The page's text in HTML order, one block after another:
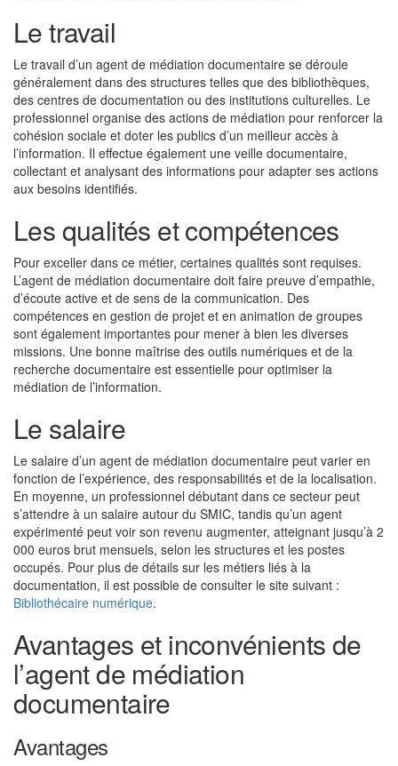
Le travail
Le travail d’un agent de médiation documentaire se déroule
généralement dans des structures telles que des bibliothèques,
des centres de documentation ou des institutions culturelles. Le
professionnel organise des actions de médiation pour renforcer la
cohésion sociale et doter les publics d’un meilleur accès à
l’information. Il effectue également une veille documentaire,
collectant et analysant des informations pour adapter ses actions
aux besoins identifiés.
Les qualités et compétences
Pour exceller dans ce métier, certaines qualités sont requises.
L’agent de médiation documentaire doit faire preuve d’empathie,
d’écoute active et de sens de la communication. Des
compétences en gestion de projet et en animation de groupes
sont également importantes pour mener à bien les diverses
missions. Une bonne maîtrise des outils numériques et de la
recherche documentaire est essentielle pour optimiser la
médiation de l’information.
Le salaire
Le salaire d’un agent de médiation documentaire peut varier en
fonction de l’expérience, des responsabilités et de la localisation.
En moyenne, un professionnel débutant dans ce secteur peut
s’attendre à un salaire autour du SMIC, tandis qu’un agent
expérimenté peut voir son revenu augmenter, atteignant jusqu’à 2
000 euros brut mensuels, selon les structures et les postes
occupés. Pour plus de détails sur les métiers liés à la
documentation, il est possible de consulter le site suivant :
Bibliothécaire numérique.
Avantages et inconvénients de
l’agent de médiation
documentaire
Avantages